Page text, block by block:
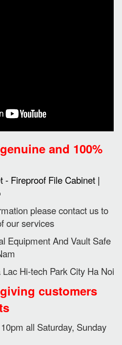
and 100%
- Fireproof File Cabinet |
please contact us to
our services
Equipment And Vault Safe
Hi-tech Park City Ha Noi
customers
all Saturday, Sunday